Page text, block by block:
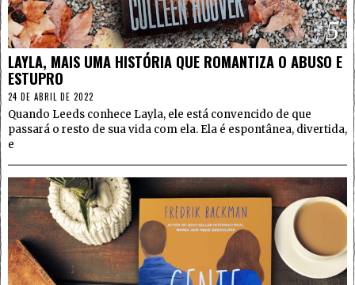
5
LAYLA, MAIS UMA HISTÓRIA QUE ROMANTIZA O ABUSO E
ESTUPRO
24 DE ABRIL DE 2022
Quando Leeds conhece Layla, ele está convencido de que
passará o resto de sua vida com ela. Ela é espontânea, divertida,
e